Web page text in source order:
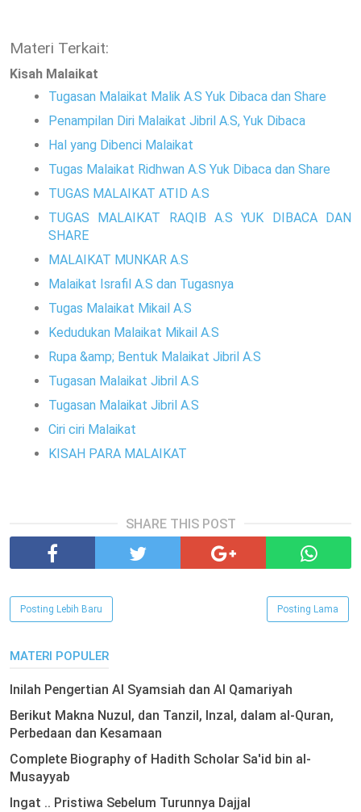
Materi Terkait:
Kisah Malaikat
Tugasan Malaikat Malik A.S Yuk Dibaca dan Share
Penampilan Diri Malaikat Jibril A.S, Yuk Dibaca
Hal yang Dibenci Malaikat
Tugas Malaikat Ridhwan A.S Yuk Dibaca dan Share
TUGAS MALAIKAT ATID A.S
TUGAS MALAIKAT RAQIB A.S YUK DIBACA DAN
SHARE
MALAIKAT MUNKAR A.S
Malaikat Israfil A.S dan Tugasnya
Tugas Malaikat Mikail A.S
Kedudukan Malaikat Mikail A.S
Rupa &amp; Bentuk Malaikat Jibril A.S
Tugasan Malaikat Jibril A.S
Tugasan Malaikat Jibril A.S
Ciri ciri Malaikat
KISAH PARA MALAIKAT
SHARE THIS POST
Posting Lebih Baru Posting Lama
MATERI POPULER
Inilah Pengertian Al Syamsiah dan Al Qamariyah
Berikut Makna Nuzul, dan Tanzil, Inzal, dalam al-Quran,
Perbedaan dan Kesamaan
Complete Biography of Hadith Scholar Sa'id bin al-
Musayyab
Ingat .. Pristiwa Sebelum Turunnya Dajjal